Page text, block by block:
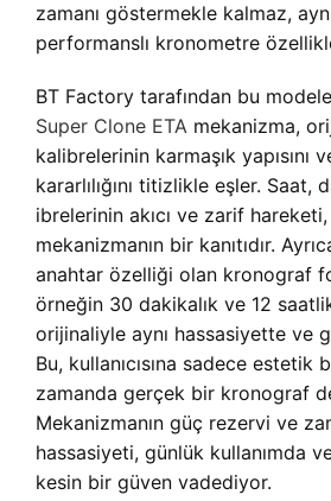
zamanı göstermekle kalmaz,
performanslı kronometre
BT Factory tarafından bu
Super Clone ETA mekanizma,
kalibrelerinin karmaşık yapısını
kararlılığını titizlikle eşler. Saat,
ibrelerinin akıcı ve zarif
mekanizmanın bir kanıtıdır.
anahtar özelliği olan kronograf
örneğin 30 dakikalık ve 12
orijinaliyle aynı hassasiyette ve
Bu, kullanıcısına sadece estetik
zamanda gerçek bir kronograf
Mekanizmanın güç rezervi ve
hassasiyeti, günlük kullanımda
kesin bir güven vadediyor.